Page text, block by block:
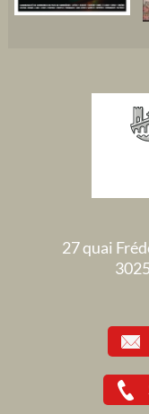
27 quai